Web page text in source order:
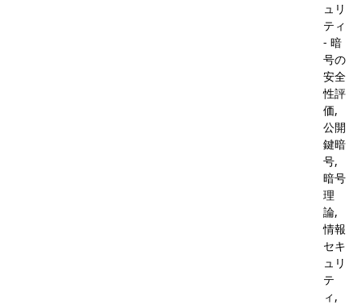
ュリ
ティ
- 暗
号の
安全
性評
価,
公開
鍵暗
号,
暗号
理
論,
情報
セキ
ュリ
テ
ィ,